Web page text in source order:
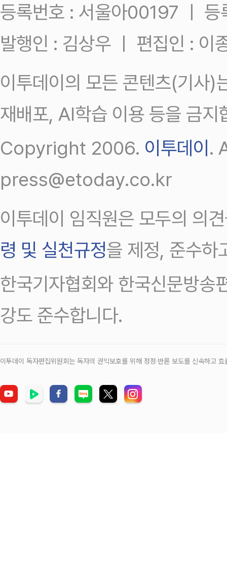
등록번호 : 서울아00197 ㅣ
발행인 : 김상우 ㅣ 편집인 : 이
이투데이의 모든 콘텐츠(기사)
재배포, AI학습 이용 등을 금지
Copyright 2006. 이투데이 .
press@etoday.co.kr
이투데이 임직원은 모두의 의
령 및 실천규정을 제정, 준수하
한국기자협회와 한국신문방송
강도 준수합니다.
이투데이 독자편집위원회는 독자의 권익보호를 위해 정정‧반론 보도를 신속하고